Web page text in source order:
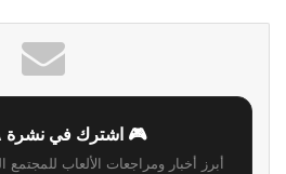
🎮 اشترك في نشرة VGA4A
أبرز أخبار ومراجعات الألعاب